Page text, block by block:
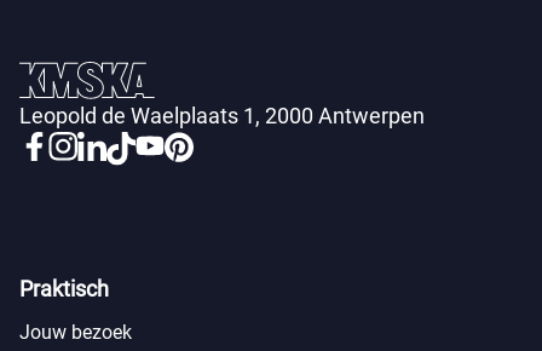
Leopold de Waelplaats 1, 2000 Antwerpen
Praktisch
Jouw bezoek